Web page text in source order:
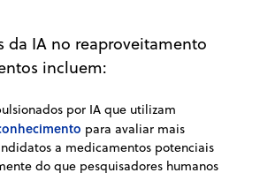
da IA no reaproveitamento
incluem:
por IA que utilizam
para avaliar mais
a medicamentos potenciais
do que pesquisadores humanos